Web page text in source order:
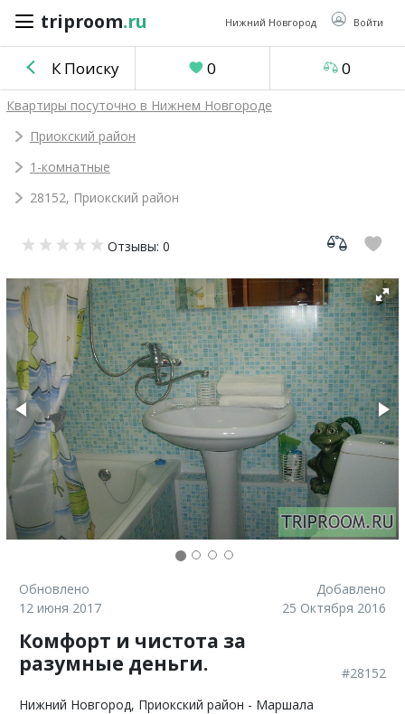
triproom.ru Нижний Новгород Войти
triproom .ru
Российский
Войти / Зарегистрироваться
объявление
Сравнение
К Поиску 0 0
Квартиры посуточно в Нижнем Новгороде
Приокский район
1-комнатные
28152, Приокский район
Отзывы: 0
Обновлено
12 июня 2017
Добавлено
25 Октября 2016
Комфорт и чистота за
разумные деньги.
#28152
Нижний Новгород, Приокский район - Маршала